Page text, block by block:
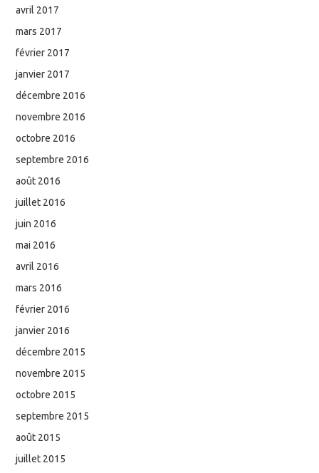
avril 2017
mars 2017
février 2017
janvier 2017
décembre 2016
novembre 2016
octobre 2016
septembre 2016
août 2016
juillet 2016
juin 2016
mai 2016
avril 2016
mars 2016
février 2016
janvier 2016
décembre 2015
novembre 2015
octobre 2015
septembre 2015
août 2015
juillet 2015